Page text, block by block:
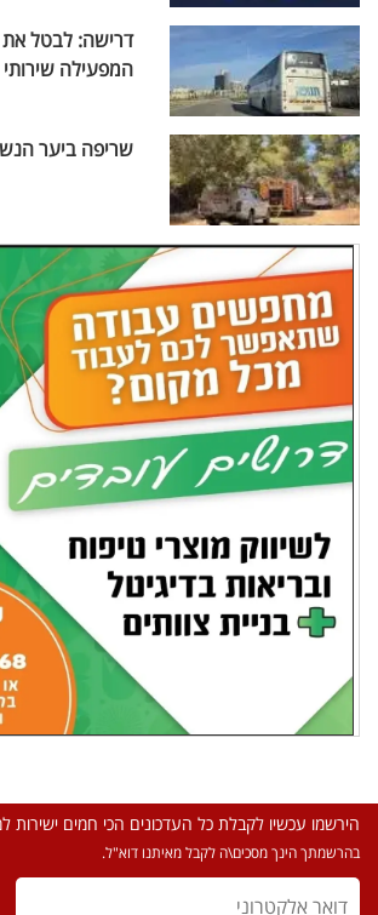
דרישה: לבטל את
המפעילה
שריפה ביער
הירשמו עכשיו לקבלת כל העדכונים הכי חמים ישירות
בהרשמתך הינך מסכים\ה לקבל מאיתנו דוא"ל.